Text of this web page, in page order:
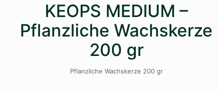
KEOPS MEDIUM –
Pflanzliche Wachskerze
200 gr
Pflanzliche Wachskerze 200 gr